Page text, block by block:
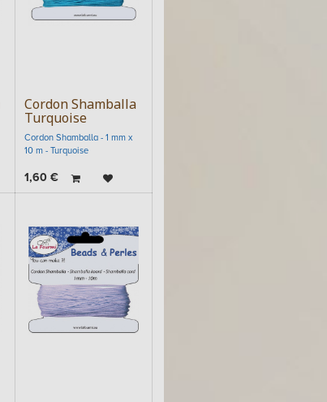
Cordon Shamballa
Turquoise
Cordon Shamballa - 1 mm x
10 m - Turquoise
1,60€